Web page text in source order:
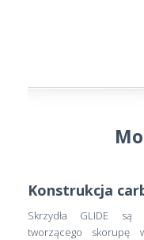
Konstrukcja
Skrzydła GLIDE są
tworzącego skorupę